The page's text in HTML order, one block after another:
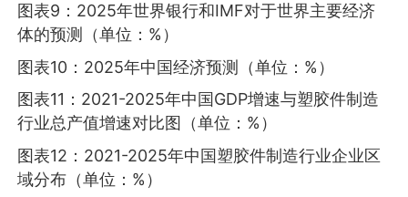
图表9：2025年世界银行和IMF对于世界主要经济
体的预测（单位：%）
图表10：2025年中国经济预测（单位：%）
图表11：2021-2025年中国GDP增速与塑胶件制造
行业总产值增速对比图（单位：%）
图表12：2021-2025年中国塑胶件制造行业企业区
域分布（单位：%）